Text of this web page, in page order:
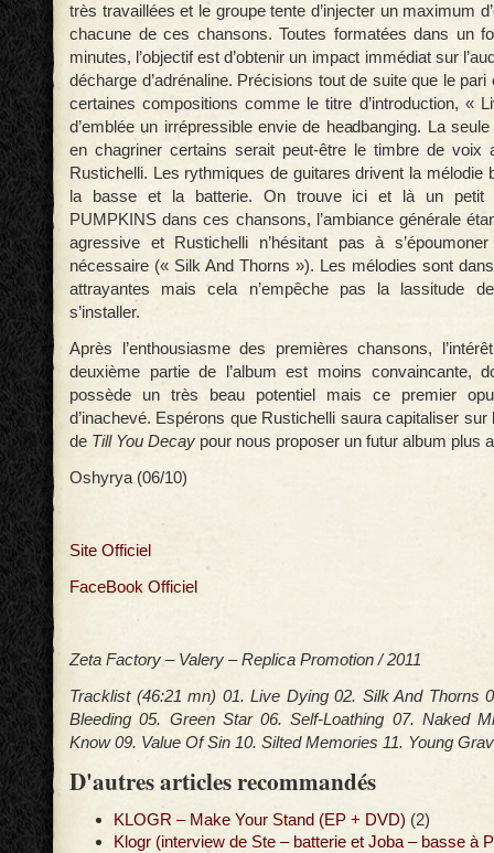
très travaillées et le groupe tente d’injecter un maximum
chacune de ces chansons. Toutes formatées dans un
minutes, l’objectif est d’obtenir un impact immédiat sur
décharge d’adrénaline. Précisions tout de suite que le
certaines compositions comme le titre d’introduction, «
d’emblée un irrépressible envie de headbanging. La
en chagriner certains serait peut-être le timbre de voix
Rustichelli. Les rythmiques de guitares drivent la mélodie
la basse et la batterie. On trouve ici et là un petit
PUMPKINS dans ces chansons, l’ambiance générale
agressive et Rustichelli n’hésitant pas à
nécessaire (« Silk And Thorns »). Les mélodies sont
attrayantes mais cela n’empêche pas la lassitude
s’installer.
Après l’enthousiasme des premières chansons,
deuxième partie de l’album est moins convaincante,
possède un très beau potentiel mais ce premier
d’inachevé. Espérons que Rustichelli saura capitaliser
de Till You Decay pour nous proposer un futur album plus
Oshyrya (06/10)
Site Officiel
FaceBook Officiel
Zeta Factory – Valery – Replica Promotion / 2011
Tracklist (46:21 mn) 01. Live Dying 02. Silk And Thorns
Bleeding 05. Green Star 06. Self-Loathing 07. Naked
Know 09. Value Of Sin 10. Silted Memories 11. Young
D'autres articles recommandés
KLOGR – Make Your Stand (EP + DVD) (2)
Klogr (interview de Ste – batterie et Joba – basse à